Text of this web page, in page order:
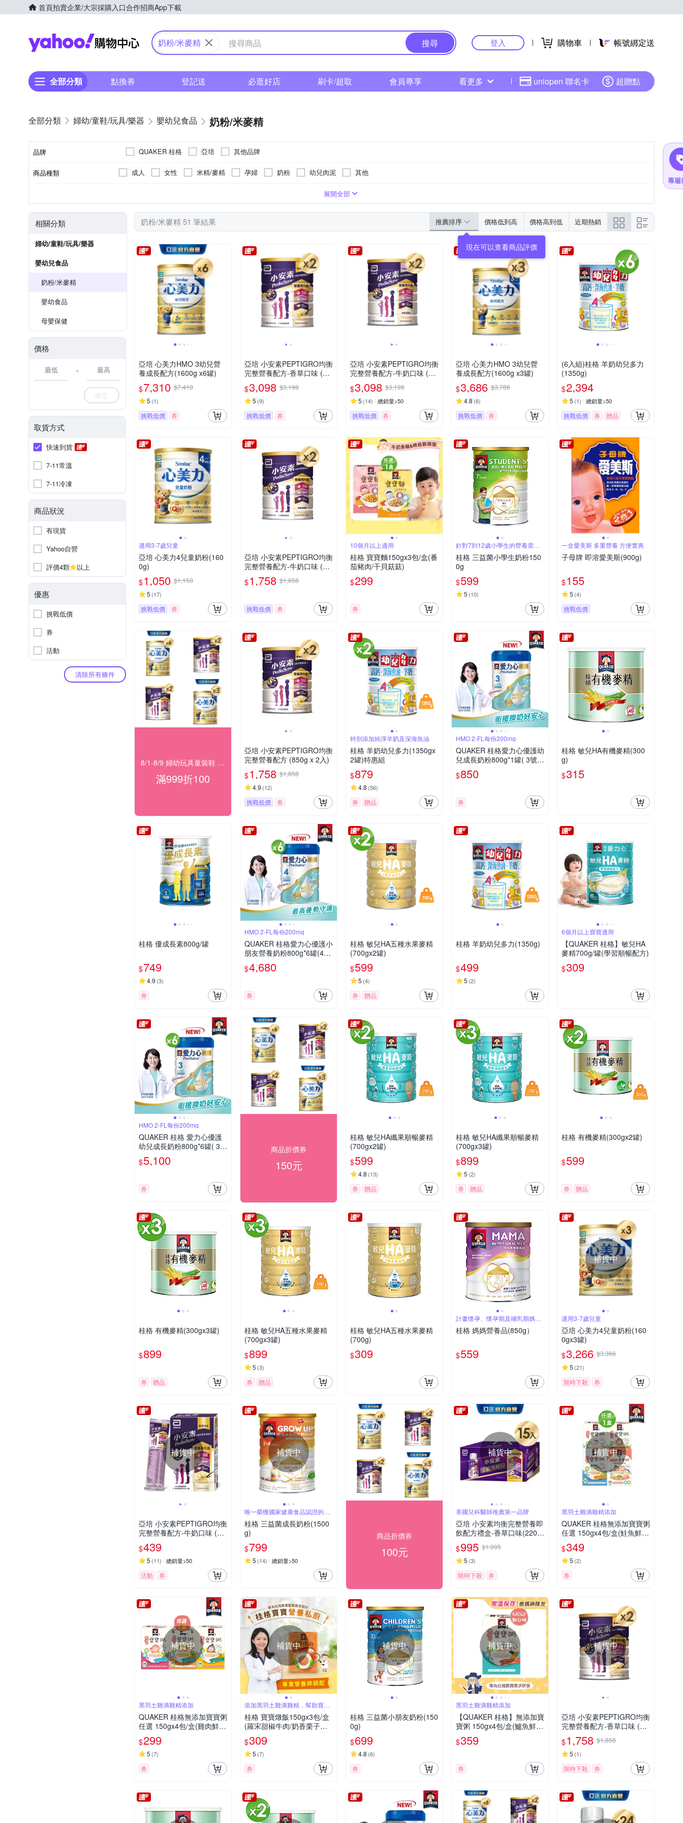
首頁拍賣企業/大宗採購入口合作招商App下載
Yahoo購物中心
奶粉/米麥精 搜尋 登入 購物車 帳號綁定送
全部分類 點換券 登記送 必逛好店 刷卡/超取 會員專享 看更多 uniopen 聯名卡 超贈點
婦幼/童鞋/玩具/樂器 嬰幼兒食品 奶粉/米麥精
品牌 QUAKER 桂格 亞培 其他品牌
商品種類 成人 女性 米精/麥精 孕婦 奶粉 幼兒肉泥 其他
愛爾蘭 荷蘭
荷蘭 如外包裝所示
A-130961216-00000-6
展開全部
相關分類
婦幼/童鞋/玩具/樂器
嬰幼兒食品
奶粉/米麥精
嬰幼食品
母嬰保健
價格
-
確定
取貨方式
快速到貨
7-11常溫
7-11冷凍
商品狀況
有現貨
Yahoo自營
評價4顆
以上
優惠
挑戰低價
券
活動
清除所有條件
奶粉/米麥精 51 筆結果 推薦排序 價格低到高 價格高到低 近期熱銷
亞培 心美力HMO 3幼兒營
養成長配方(1600g x6罐)
$7,310 $7,410
5 (1)
挑戰低價 券
亞培 小安素PEPTIGRO均衡
完整營養配方-香草口味 (16
00g x 2入)
$3,098 $3,198
5 (9)
挑戰低價 券
亞培 小安素PEPTIGRO均衡
完整營養配方-牛奶口味 (16
00g x 2入)
$3,098 $3,198
5 (14) 總銷量>50
挑戰低價 券
亞培 心美力HMO 3幼兒營
養成長配方(1600g x3罐)
$3,686 $3,786
4.8 (6)
挑戰低價 券
(6入組)桂格 羊奶幼兒多力
(1350g)
$2,394
5 (1) 總銷量>50
挑戰低價 券 贈品
適用3-7歲兒童
亞培 心美力4兒童奶粉(160
0g)
$1,050 $1,150
5 (17)
挑戰低價 券
亞培 小安素PEPTIGRO均衡
完整營養配方-牛奶口味 (85
0g x 2入)
$1,758 $1,858
挑戰低價 券
10個月以上適用
桂格 寶寶麵150gx3包/盒(番
茄豬肉/干貝菇菇)
$299
券
針對7到12歲小學生的營養需求
設計
桂格 三益菌小學生奶粉150
0g
$599
5 (10)
一盒愛美斯 多重營養 方便實惠
子母牌 即溶愛美斯(900g)
$155
5 (4)
挑戰低價
8/1-8/9 婦幼玩具童裝鞋 指定品滿999折100
滿999折100
亞培 小安素PEPTIGRO均衡
完整營養配方 (850g x 2入)
$1,758 $1,858
4.9 (12)
挑戰低價 券
特別添加純淨羊奶及深海魚油
桂格 羊奶幼兒多力(1350gx
2罐)特惠組
$879
4.8 (56)
券 贈品
HMO 2-FL每份200mg
QUAKER 桂格愛力心優護幼
兒成長奶粉800g*1罐( 3號 1
-3歲幼兒適用 無添加蔗糖
銜接換奶好安心)
$850
券
桂格 敏兒HA有機麥精(300
g)
$315
桂格 優成長素800g/罐
$749
4.9 (3)
券
HMO 2-FL每份200mg
QUAKER 桂格愛力心優護小
朋友營養奶粉800g*6罐(4號
3-7歲幼童適用 無添加蔗糖
銜接換奶好安心)
$4,680
券
桂格 敏兒HA五種水果麥精
(700gx2罐)
$599
5 (4)
券 贈品
桂格 羊奶幼兒多力(1350g)
$499
5 (2)
6個月以上寶寶適用
【QUAKER 桂格】敏兒HA
麥精700g/罐(學習順暢配方)
$309
HMO 2-FL每份200mg
QUAKER 桂格 愛力心優護
幼兒成長奶粉800g*6罐( 3號
1-3歲幼兒適用 無添加蔗糖
銜接換奶好安心)
$5,100
券
商品折價券
150元
桂格 敏兒HA纖果順暢麥精
(700gx2罐)
$599
4.8 (13)
券 贈品
桂格 敏兒HA纖果順暢麥精
(700gx3罐)
$899
5 (2)
券 贈品
桂格 有機麥精(300gx2罐)
$599
券 贈品
桂格 有機麥精(300gx3罐)
$899
券 贈品
桂格 敏兒HA五種水果麥精
(700gx3罐)
$899
5 (3)
券 贈品
桂格 敏兒HA五種水果麥精
(700g)
$309
計畫懷孕、懷孕期及哺乳期媽媽
適用
桂格 媽媽營養品(850g）
$559
補貨中
適用3-7歲兒童
亞培 心美力4兒童奶粉(160
0gx3罐)
$3,266 $3,366
5 (21)
限時下殺 券
補貨中
亞培 小安素PEPTIGRO均衡
完整營養配方-牛奶口味 (48.
6g x 8包)
$439
5 (11) 總銷量>50
活動 券
補貨中
唯一榮獲國家健康食品認證的成
長奶粉
桂格 三益菌成長奶粉(1500
g)
$799
5 (14) 總銷量>50
商品折價券
100元
補貨中
美國兒科醫師推薦第一品牌
亞培 小安素均衡完整營養即
飲配方禮盒-香草口味(220m
l x15入)
$995 $1,095
5 (3)
限時下殺 券
補貨中
黑羽土雞滴雞精添加
QUAKER 桂格無添加寶寶粥
任選 150gx4包/盒(鮭魚鮮
蔬/牛肉番茄/海陸饗宴)
$349
5 (2)
券
補貨中
黑羽土雞滴雞精添加
QUAKER 桂格無添加寶寶粥
任選 150gx4包/盒(雞肉鮮
蔬/豬肉鮮蔬/南瓜豆奶)
$299
5 (7)
券
補貨中
添加黑羽土雞滴雞精，幫助寶寶
成長發育
桂格 寶寶燉飯150gx3包/盒
(羅宋甜椒牛肉/奶香栗子雞
肉/腰果起司豬肉/ 藜麥毛豆
鮮蝦)
$309
5 (7)
券
補貨中
桂格 三益菌小朋友奶粉(150
0g)
$699
4.8 (6)
券
補貨中
黑羽土雞滴雞精添加
【QUAKER 桂格】無添加寶
寶粥 150gx4包/盒(鱸魚鮮
蔬)
$359
券
補貨中
亞培 小安素PEPTIGRO均衡
完整營養配方-香草口味 (85
0g x 2入)
$1,758 $1,858
5 (1)
限時下殺 券